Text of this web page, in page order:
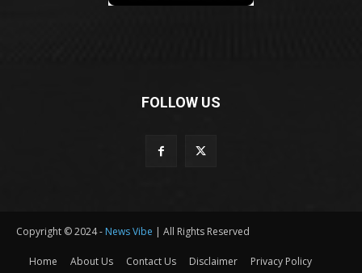
FOLLOW US
Copyright © 2024 - News Vibe | All Rights Reserved
Home About Us Contact Us Disclaimer
Privacy Policy